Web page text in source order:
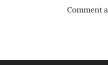
Comment